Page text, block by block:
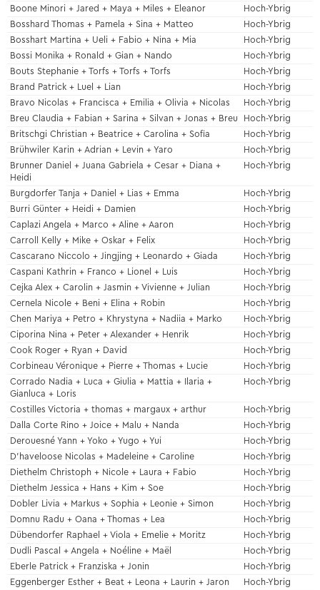
Boone Minori + Jared + Maya + Miles + Eleanor
Hoch-Ybrig
Bosshard Thomas + Pamela + Sina + Matteo
Hoch-Ybrig
Bosshart Martina + Ueli + Fabio + Nina + Mia
Hoch-Ybrig
Bossi Monika + Ronald + Gian + Nando
Hoch-Ybrig
Bouts Stephanie + Torfs + Torfs + Torfs
Hoch-Ybrig
Brand Patrick + Luel + Lian
Hoch-Ybrig
Bravo Nicolas + Francisca + Emilia + Olivia + Nicolas
Hoch-Ybrig
Breu Claudia + Fabian + Sarina + Silvan + Jonas + Breu Hoch-Ybrig
Britschgi Christian + Beatrice + Carolina + Sofia
Hoch-Ybrig
Brühwiler Karin + Adrian + Levin + Yaro
Hoch-Ybrig
Brunner Daniel + Juana Gabriela + Cesar + Diana +
Heidi
Hoch-Ybrig
Burgdorfer Tanja + Daniel + Lias + Emma
Hoch-Ybrig
Burri Günter + Heidi + Damien
Hoch-Ybrig
Caplazi Angela + Marco + Aline + Aaron
Hoch-Ybrig
Carroll Kelly + Mike + Oskar + Felix
Hoch-Ybrig
Cascarano Niccolo + Jingjing + Leonardo + Giada
Hoch-Ybrig
Caspani Kathrin + Franco + Lionel + Luis
Hoch-Ybrig
Cejka Alex + Carolin + Jasmin + Vivienne + Julian
Hoch-Ybrig
Cernela Nicole + Beni + Elina + Robin
Hoch-Ybrig
Chen Mariya + Petro + Khrystyna + Nadiia + Marko
Hoch-Ybrig
Ciporina Nina + Peter + Alexander + Henrik
Hoch-Ybrig
Cook Roger + Ryan + David
Hoch-Ybrig
Corbineau Véronique + Pierre + Thomas + Lucie
Hoch-Ybrig
Corrado Nadia + Luca + Giulia + Mattia + Ilaria +
Gianluca + Loris
Hoch-Ybrig
Costilles Victoria + thomas + margaux + arthur
Hoch-Ybrig
Dalla Corte Rino + Joice + Malu + Nanda
Hoch-Ybrig
Derouesné Yann + Yoko + Yugo + Yui
Hoch-Ybrig
D'haveloose Nicolas + Madeleine + Caroline
Hoch-Ybrig
Diethelm Christoph + Nicole + Laura + Fabio
Hoch-Ybrig
Diethelm Jessica + Hans + Kim + Soe
Hoch-Ybrig
Dobler Livia + Markus + Sophia + Leonie + Simon
Hoch-Ybrig
Domnu Radu + Oana + Thomas + Lea
Hoch-Ybrig
Dübendorfer Raphael + Viola + Emelie + Moritz
Hoch-Ybrig
Dudli Pascal + Angela + Noéline + Maël
Hoch-Ybrig
Eberle Patrick + Franziska + Jonin
Hoch-Ybrig
Eggenberger Esther + Beat + Leona + Laurin + Jaron
Hoch-Ybrig